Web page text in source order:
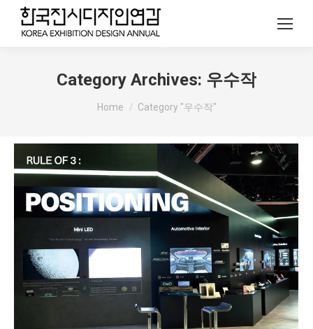
Category Archives: 우수작
You are here:
Home Category "우수작"